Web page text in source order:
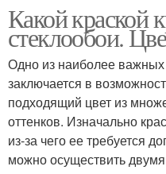
Какой краской
стеклообои.
Одно из наиболее
заключается в
подходящий цвет из
оттенков. Изначально
из-за чего ее требуется
можно осуществить